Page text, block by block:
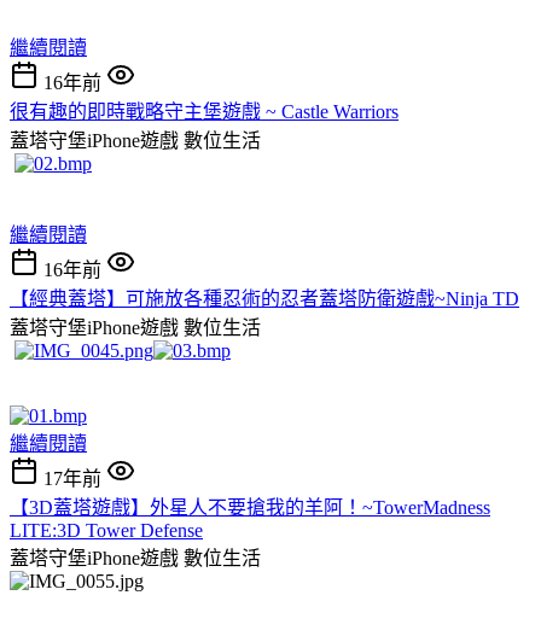
繼續閱讀
16年前
很有趣的即時戰略守主堡遊戲 ~ Castle Warriors
蓋塔守堡iPhone遊戲 數位生活
繼續閱讀
16年前
【經典蓋塔】可施放各種忍術的忍者蓋塔防衛遊戲~Ninja TD
蓋塔守堡iPhone遊戲 數位生活
繼續閱讀
17年前
【3D蓋塔遊戲】外星人不要搶我的羊阿！~TowerMadness
LITE:3D Tower Defense
蓋塔守堡iPhone遊戲 數位生活